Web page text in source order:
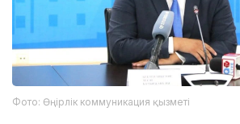
Фото: Өңірлік коммуникация қызметі